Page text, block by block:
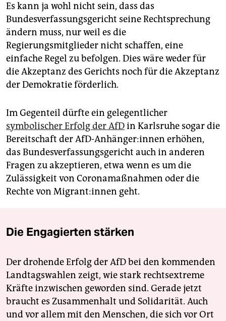
Es kann ja wohl nicht sein, dass das
Bundesverfassungsgericht seine Rechtsprechung
ändern muss, nur weil es die
Regierungsmitglieder nicht schaffen, eine
einfache Regel zu befolgen. Dies wäre weder für
die Akzeptanz des Gerichts noch für die Akzeptanz
der Demokratie förderlich.
Im Gegenteil dürfte ein gelegentlicher
symbolischer Erfolg der AfDin Karlsruhe sogar die
Bereitschaft der AfD-Anhänger:innen erhöhen,
das Bundesverfassungsgericht auch in anderen
Fragen zu akzeptieren, etwa wenn es um die
Zulässigkeit von Corona­maßnahmen oder die
Rechte von Mi­gran­t:in­nen geht.
Die Engagierten stärken
Der drohende Erfolg der AfD bei den kommenden
Landtagswahlen zeigt, wie stark rechtsextreme
Kräfte inzwischen geworden sind. Gerade jetzt
braucht es Zusammenhalt und Solidarität. Auch
und vor allem mit den Menschen, die sich vor Ort